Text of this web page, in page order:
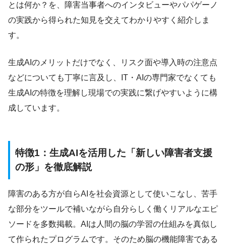
とは何か？を、障害当事者へのインタビューやパパゲーノ
の実践から得られた知見を交えてわかりやすく紹介しま
す。
生成AIのメリットだけでなく、リスク面や導入時の注意点
などについても丁寧に言及し、IT・AIの専門家でなくても
生成AIの特徴を理解し現場での実践に繋げやすいように構
成しています。
特徴1：生成AIを活用した「新しい障害者支援
の形」を徹底解説
障害のある方が自らAIを社会資源として使いこなし、苦手
な部分をツールで補いながら自分らしく働くリアルなエピ
ソードを多数掲載。AIは人間の脳の学習の仕組みを真似し
て作られたプログラムです。そのため脳の機能障害である